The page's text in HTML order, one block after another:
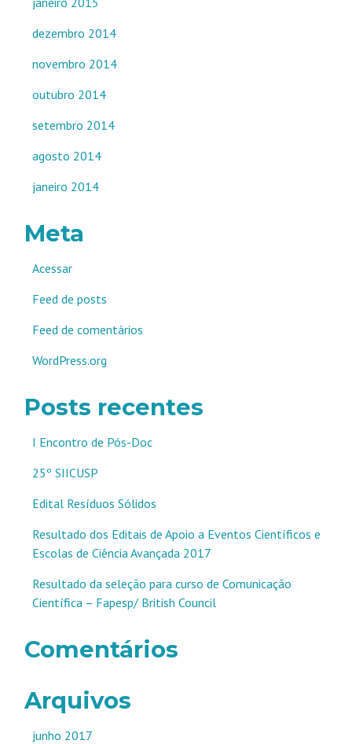
dezembro 2014
novembro 2014
outubro 2014
setembro 2014
agosto 2014
janeiro 2014
Meta
Acessar
Feed de posts
Feed de comentários
WordPress.org
Posts recentes
I Encontro de Pós-Doc
25º SIICUSP
Edital Resíduos Sólidos
Resultado dos Editais de Apoio a Eventos Científicos e
Escolas de Ciência Avançada 2017
Resultado da seleção para curso de Comunicação
Científica – Fapesp/ British Council
Comentários
Arquivos
junho 2017